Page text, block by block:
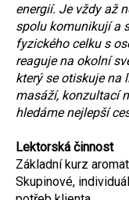
energií. Je vždy až
spolu komunikují a
fyzického celku s
reaguje na okolní
který se otiskuje na
masáží, konzultací
hledáme nejlepší
Lektorská činnost
Základní kurz
Skupinové,